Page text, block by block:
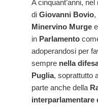
A cinquant’anni,
di Giovanni Bovio,
Minervino Murgee
in Parlamento
adoperandosi per
sempre nella
Puglia, soprattutto
parte anche della
interparlamentare